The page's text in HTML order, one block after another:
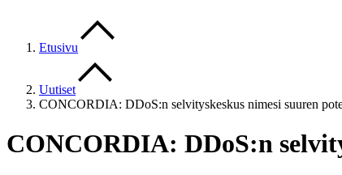
Etusivu
Uutiset
CONCORDIA: DDoS:n selvityskeskus nimesi suuren
CONCORDIA: DDoS:n